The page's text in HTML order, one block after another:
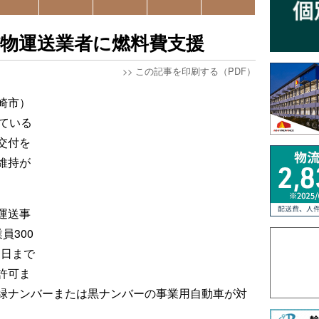
運送業者に燃料費支援
>> この記事を印刷する（PDF）
）
いる
付を
持が
送事
300
まで
可ま
ナンバーまたは黒ナンバーの事業用自動車が対